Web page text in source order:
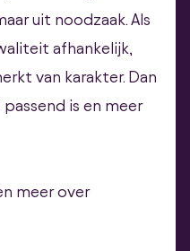
uit noodzaak. Als
afhankelijk,
van karakter. Dan
is en meer
meer over